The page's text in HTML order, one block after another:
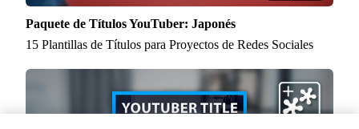
Paquete de Títulos YouTuber: Japonés
15 Plantillas de Títulos para Proyectos de Redes Sociales